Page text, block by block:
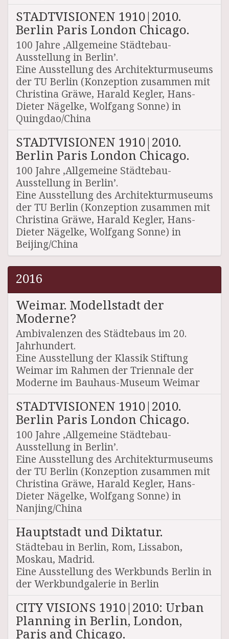
STADTVISIONEN 1910|2010.
Berlin Paris London Chicago.
100 Jahre ‚Allgemeine Städtebau-
Ausstellung in Berlin’.
Eine Ausstellung des Architekturmuseums
der TU Berlin (Konzeption zusammen mit
Christina Gräwe, Harald Kegler, Hans-
Dieter Nägelke, Wolfgang Sonne) in
Quingdao/China
STADTVISIONEN 1910|2010.
Berlin Paris London Chicago.
100 Jahre ‚Allgemeine Städtebau-
Ausstellung in Berlin’.
Eine Ausstellung des Architekturmuseums
der TU Berlin (Konzeption zusammen mit
Christina Gräwe, Harald Kegler, Hans-
Dieter Nägelke, Wolfgang Sonne) in
Beijing/China
2016
Weimar. Modellstadt der
Moderne?
Ambivalenzen des Städtebaus im 20.
Jahrhundert.
Eine Ausstellung der Klassik Stiftung
Weimar im Rahmen der Triennale der
Moderne im Bauhaus-Museum Weimar
STADTVISIONEN 1910|2010.
Berlin Paris London Chicago.
100 Jahre ‚Allgemeine Städtebau-
Ausstellung in Berlin’.
Eine Ausstellung des Architekturmuseums
der TU Berlin (Konzeption zusammen mit
Christina Gräwe, Harald Kegler, Hans-
Dieter Nägelke, Wolfgang Sonne) in
Nanjing/China
Hauptstadt und Diktatur.
Städtebau in Berlin, Rom, Lissabon,
Moskau, Madrid.
Eine Ausstellung des Werkbunds Berlin in
der Werkbundgalerie in Berlin
CITY VISIONS 1910|2010: Urban
Planning in Berlin, London,
Paris and Chicago.